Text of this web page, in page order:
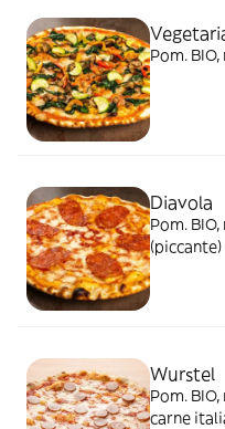
Pom.
Diavola
Pom.
(piccante)
Wurstel
Pom.
carne